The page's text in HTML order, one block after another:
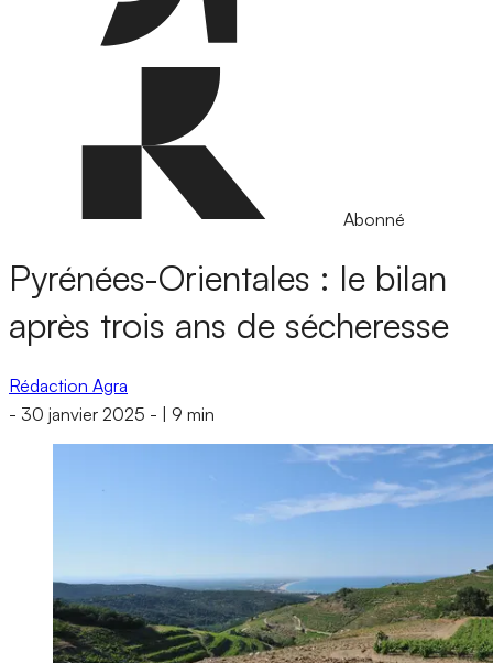
Abonné
Pyrénées-Orientales : le bilan
après trois ans de sécheresse
Rédaction Agra
- 30 janvier 2025 - 9 min